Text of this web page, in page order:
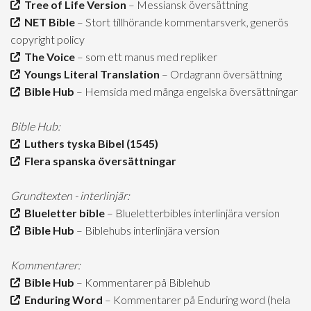
Tree of Life Version – Messiansk översättning
NET Bible – Stort tillhörande kommentarsverk, generös
copyright policy
The Voice – som ett manus med repliker
Youngs Literal Translation – Ordagrann översättning
Bible Hub – Hemsida med många engelska översättningar
Bible Hub:
Luthers tyska Bibel (1545)
Flera spanska översättningar
Grundtexten - interlinjär:
Blueletter bible – Blueletterbibles interlinjära version
Bible Hub – Biblehubs interlinjära version
Kommentarer:
Bible Hub – Kommentarer på Biblehub
Enduring Word – Kommentarer på Enduring word (hela